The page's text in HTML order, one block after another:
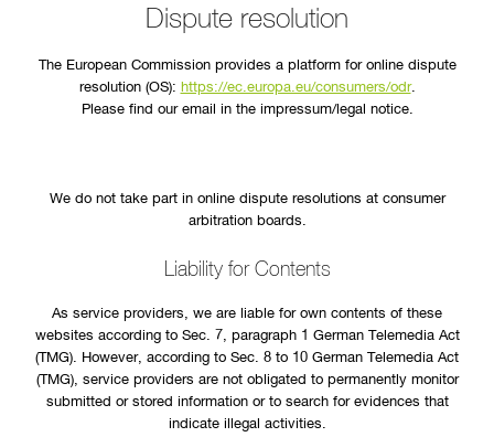
Dispute resolution
The European Commission provides a platform for online dispute
resolution (OS): https://ec.europa.eu/consumers/odr.
Please find our email in the impressum/legal notice.
We do not take part in online dispute resolutions at consumer
arbitration boards.
Liability for Contents
As service providers, we are liable for own contents of these
websites according to Sec. 7, paragraph 1 German Telemedia Act
(TMG). However, according to Sec. 8 to 10 German Telemedia Act
(TMG), service providers are not obligated to permanently monitor
submitted or stored information or to search for evidences that
indicate illegal activities.